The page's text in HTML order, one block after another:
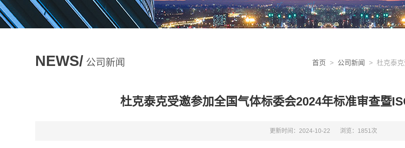
NEWS/ 公司新闻 首页 > 公司新闻 > 杜克泰克
杜克泰克受邀参加全国气体标委会2024年标准审查暨
更新时间：2024-10-22 浏览：1851次